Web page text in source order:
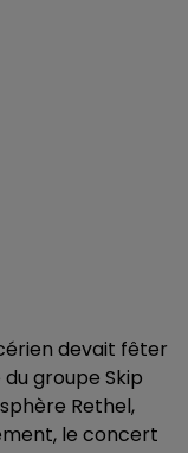
devait fêter
groupe Skip
Rethel,
le concert